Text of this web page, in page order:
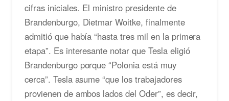
cifras iniciales. El ministro presidente de
Brandenburgo, Dietmar Woitke, finalmente
admitió que había “hasta tres mil en la primera
etapa”. Es interesante notar que Tesla eligió
Brandenburgo porque “Polonia está muy
cerca”. Tesla asume “que los trabajadores
provienen de ambos lados del Oder”, es decir,